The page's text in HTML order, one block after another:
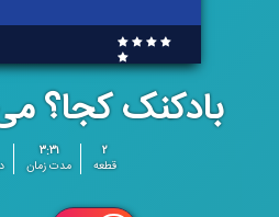
بادکنک کجا؟
۲
قطعه
۳:۳۱
مدت زمان